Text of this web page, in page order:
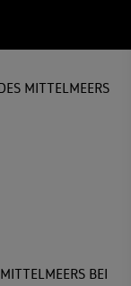
MITTELMEERS
BEI